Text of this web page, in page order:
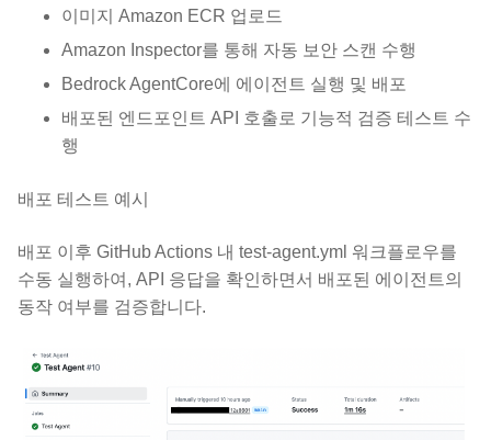
이미지 Amazon ECR 업로드
Amazon Inspector를 통해 자동 보안 스캔 수행
Bedrock AgentCore에 에이전트 실행 및 배포
배포된 엔드포인트 API 호출로 기능적 검증 테스트 수
행
배포 테스트 예시
배포 이후 GitHub Actions 내 test-agent.yml 워크플로우를
수동 실행하여, API 응답을 확인하면서 배포된 에이전트의
동작 여부를 검증합니다.